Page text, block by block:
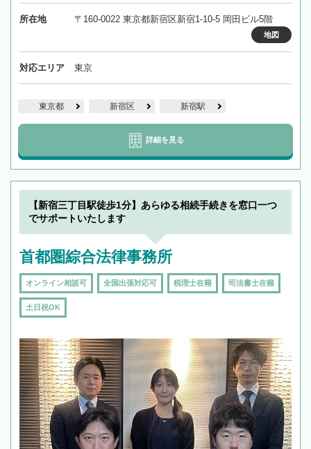
所在地 〒160-0022 東京都新宿区新宿1-10-5 岡田ビル5階
地図
対応エリア 東京
東京都 新宿区 新宿駅
詳細を見る
【新宿三丁目駅徒歩1分】あらゆる相続手続きを窓口一つ
でサポートいたします
首都圏綜合法律事務所
オンライン相談可 全国出張対応可 税理士在籍 司法書士在籍
土日祝OK